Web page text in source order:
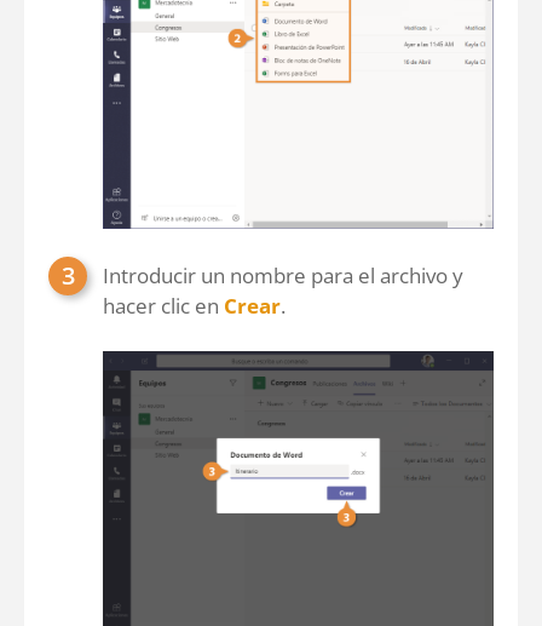
Introducir un nombre para el archivo y
hacer clic en Crear.